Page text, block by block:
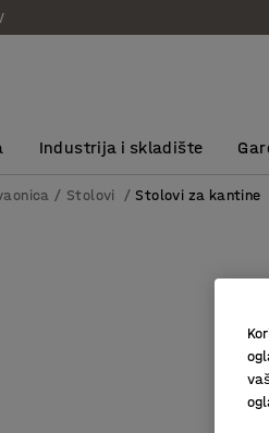
Industrija i skladište
Stolovi Stolovi za kantine